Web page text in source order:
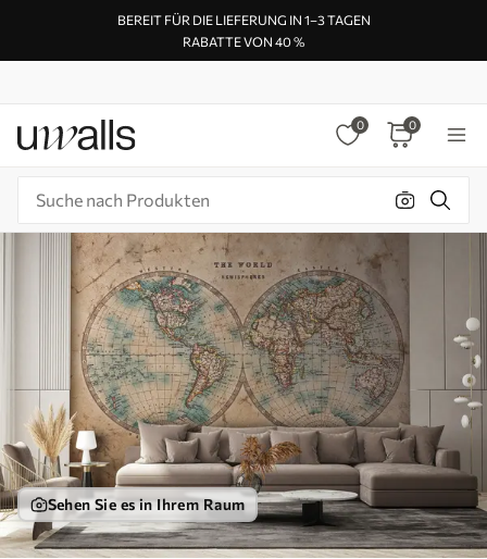
BEREIT FÜR DIE LIEFERUNG IN 1–3 TAGEN
RABATTE VON 40 %
0 0
Sehen Sie es in Ihrem Raum